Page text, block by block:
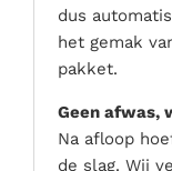
dus
het gemak
pakket.
Geen afwas,
Na afloop
de slag. Wij